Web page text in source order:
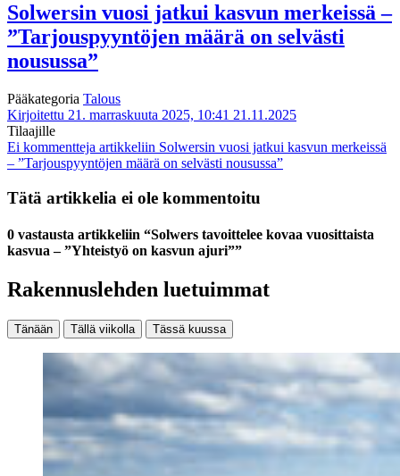
Solwersin vuosi jatkui kasvun merkeissä –
”Tarjouspyyntöjen määrä on selvästi
nousussa”
Pääkategoria Talous
Kirjoitettu 21. marraskuuta 2025, 10:41 21.11.2025
Tilaajille
Ei kommentteja artikkeliin Solwersin vuosi jatkui kasvun merkeissä
– ”Tarjouspyyntöjen määrä on selvästi nousussa”
Tätä artikkelia ei ole kommentoitu
0 vastausta artikkeliin “Solwers tavoittelee kovaa vuosittaista
kasvua – ”Yhteistyö on kasvun ajuri””
Rakennuslehden luetuimmat
Tänään Tällä viikolla Tässä kuussa